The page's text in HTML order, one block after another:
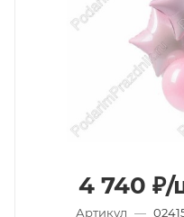
4 740 ₽/
Артикул —